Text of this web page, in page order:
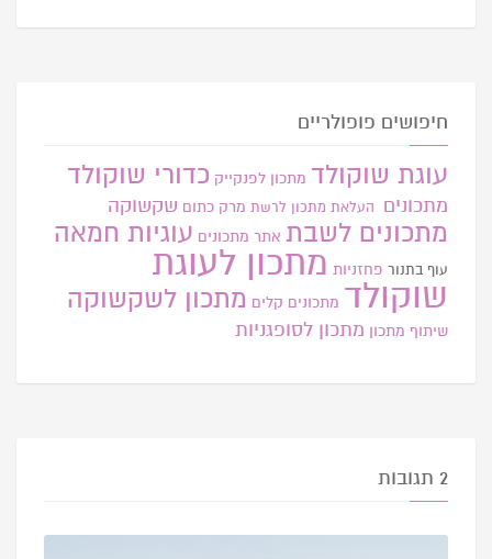
חיפושים פופולריים
עוגת שוקולד מתכון לפנקייק כדורי שוקולד
מתכונים העלאת מתכון לרשת מרק כתום שקשוקה
מתכונים לשבת אתר מתכונים עוגיות חמאה
עוף בתנור פחזניות מתכון לעוגת
שוקולד מתכונים קלים מתכון לשקשוקה
שיתוף מתכון מתכון לסופגניות
2 תגובות